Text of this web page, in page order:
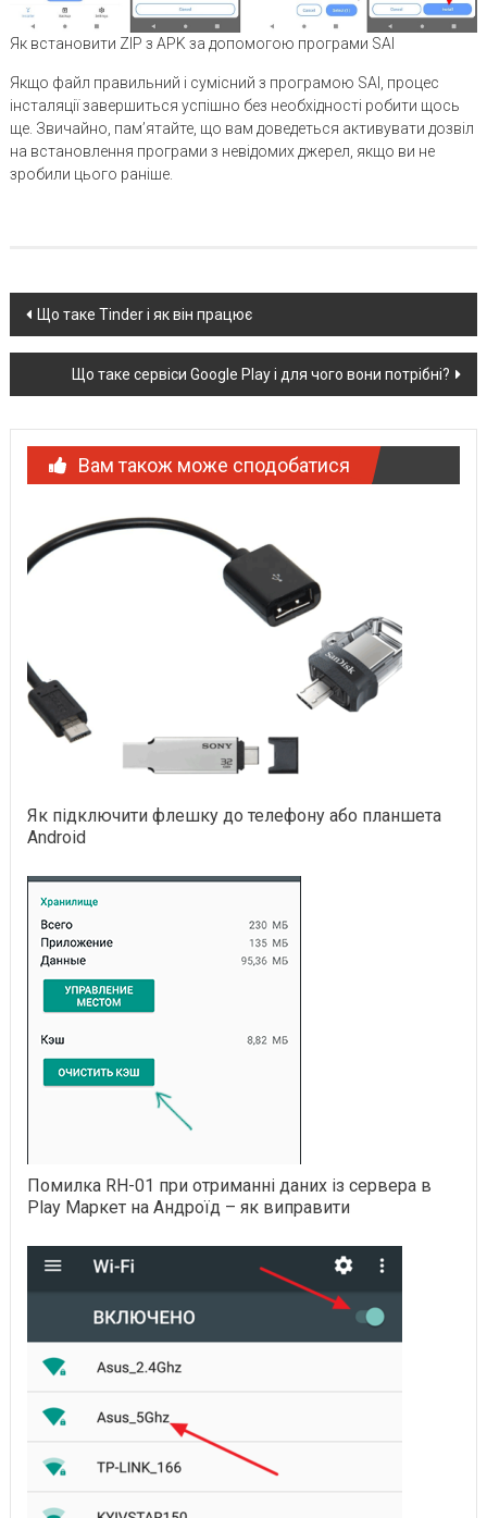
Як встановити ZIP з APK за допомогою програми SAI
Якщо файл правильний і сумісний з програмою SAI, процес
інсталяції завершиться успішно без необхідності робити щось
ще. Звичайно, пам’ятайте, що вам доведеться активувати дозвіл
на встановлення програми з невідомих джерел, якщо ви не
зробили цього раніше.
Post
navigation
Що таке Tinder і як він працює
Що таке сервіси Google Play і для чого вони потрібні?
Вам також може сподобатися
Як підключити флешку до телефону або планшета
Android
Помилка RH-01 при отриманні даних із сервера в
Play Маркет на Андроїд – як виправити